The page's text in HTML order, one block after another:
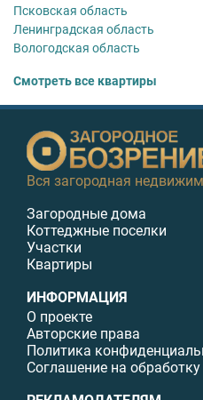
Псковская область
Ленинградская область
Вологодская область
Смотреть все квартиры
Вся загородная
Загородные дома
Коттеджные поселки
Участки
Квартиры
ИНФОРМАЦИЯ
О проекте
Авторские права
Политика
Соглашение на